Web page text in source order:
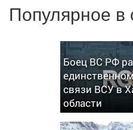
Популярное в
Боец ВС РФ
связи ВСУ в
области